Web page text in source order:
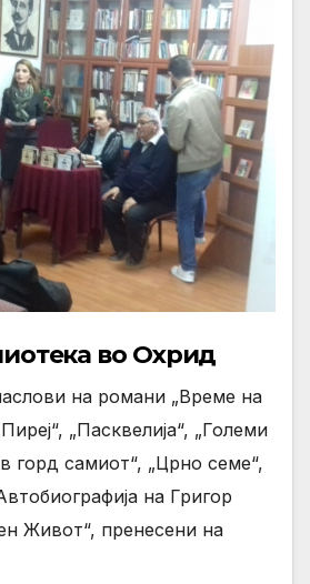
во Охрид
на романи „Време на
„Пасквелија“, „Големи
горд самиот“, „Црно семе“,
на Григор
Живот“, пренесени на